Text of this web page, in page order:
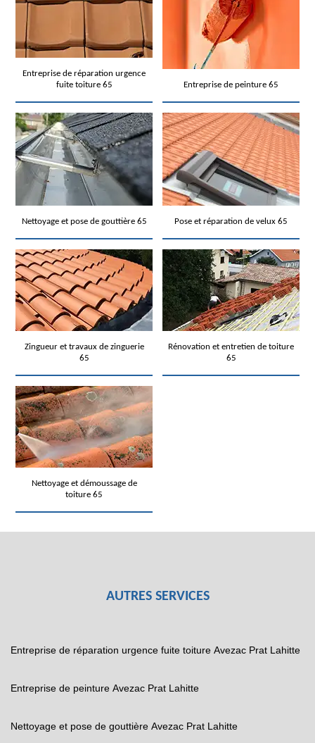
Entreprise de réparation urgence
fuite toiture 65
Entreprise de peinture 65
Nettoyage et pose de gouttière 65 Pose et réparation de velux 65
Zingueur et travaux de zinguerie
65
Rénovation et entretien de toiture
65
Nettoyage et démoussage de
toiture 65
AUTRES SERVICES
Entreprise de réparation urgence fuite toiture Avezac Prat Lahitte
Entreprise de peinture Avezac Prat Lahitte
Nettoyage et pose de gouttière Avezac Prat Lahitte